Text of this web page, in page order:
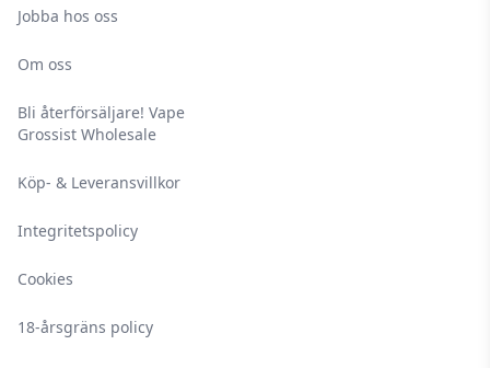
Jobba hos oss
Om oss
Bli återförsäljare! Vape
Grossist Wholesale
Köp- & Leveransvillkor
Integritetspolicy
Cookies
18-årsgräns policy